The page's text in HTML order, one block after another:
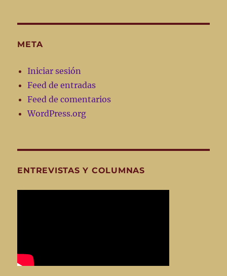
META
Iniciar sesión
Feed de entradas
Feed de comentarios
WordPress.org
ENTREVISTAS Y COLUMNAS